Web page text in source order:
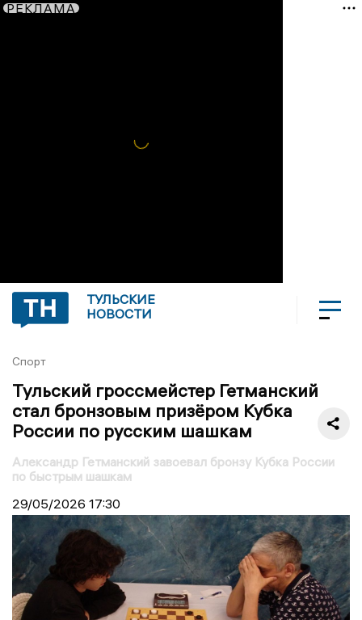
РЕКЛАМА
ТУЛЬСКИЕ
НОВОСТИ
Спорт
Тульский гроссмейстер Гетманский
стал бронзовым призёром Кубка
России по русским шашкам
Александр Гетманский завоевал бронзу Кубка России
по быстрым шашкам
29/05/2026 17:30